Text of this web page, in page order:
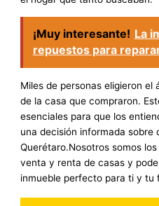
¡Muy interesante! La
repuestos para
Miles de personas eligieron
de la casa que compraron.
esenciales para que los
una decisión informada sobre
Querétaro.Nosotros somos
venta y renta de casas y
inmueble perfecto para ti y tu